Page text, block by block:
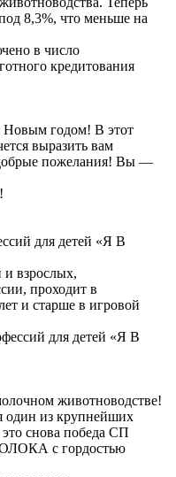
8,3%, что меньше на
Новым годом! В этот
выразить вам
пожелания! Вы —
для детей «Я В
и взрослых,
проходит в
и старше в игровой
животноводстве!
один из крупнейших
снова победа СП
с гордостью